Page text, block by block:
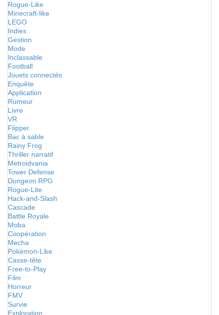
Rogue-Like
Minecraft-like
LEGO
Indies
Gestion
Mode
Inclassable
Football
Jouets connectés
Enquête
Application
Rumeur
Livre
VR
Flipper
Bac à sable
Rainy Frog
Thriller narratif
Metroidvania
Tower Defense
Dungeon RPG
Rogue-Lite
Hack-and-Slash
Cascade
Battle Royale
Moba
Coopération
Mecha
Pokémon-Like
Casse-tête
Free-to-Play
Film
Horreur
FMV
Survie
Exploration